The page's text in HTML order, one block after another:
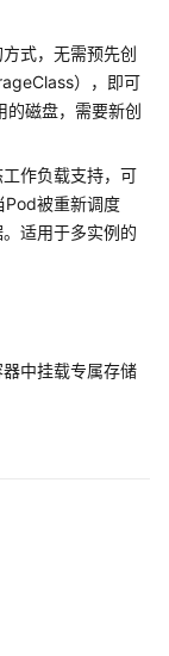
式，无需预先创
），即可
的磁盘，需要新创
工作负载支持，可
Pod被重新调度
适用于多实例的
中挂载专属存储